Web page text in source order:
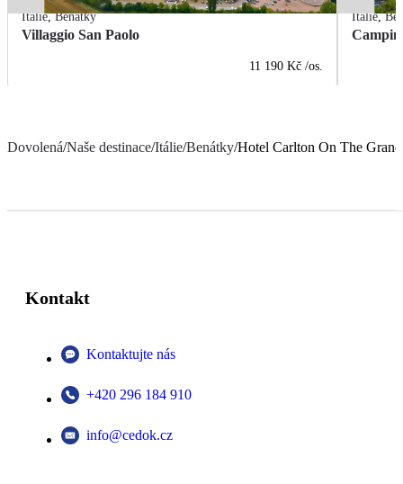
Itálie,Benátky
Villaggio San Paolo
11 190 Kč /os.
Itálie,
Dovolená/Naše destinace/Itálie/Benátky/Hotel Carlton On The
Kontakt
Kontaktujte nás
+420 296 184 910
info@cedok.cz